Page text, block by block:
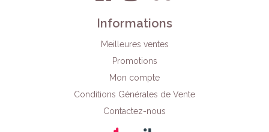
Informations
Meilleures ventes
Promotions
Mon compte
Conditions Générales de Vente
Contactez-nous